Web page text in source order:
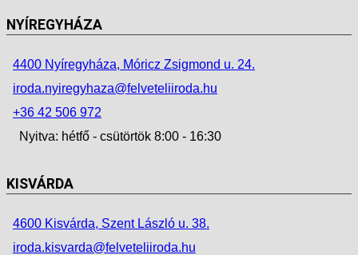
NYÍREGYHÁZA
4400 Nyíregyháza, Móricz Zsigmond u. 24.
iroda.nyiregyhaza@felveteliiroda.hu
+36 42 506 972
Nyitva: hétfő - csütörtök 8:00 - 16:30
KISVÁRDA
4600 Kisvárda, Szent László u. 38.
iroda.kisvarda@felveteliiroda.hu